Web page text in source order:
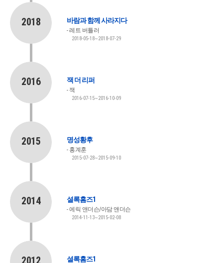
2018 바람과 함께 사라지다
레트 버틀러
2018-05-18~2018-07-29
2016 잭 더 리퍼
잭
2016-07-15~2016-10-09
2015 명성황후
홍계훈
2015-07-28~2015-09-10
2014 셜록홈즈1
에릭 앤더슨/아담 앤더슨
2014-11-13~2015-02-08
2012 셜록홈즈1